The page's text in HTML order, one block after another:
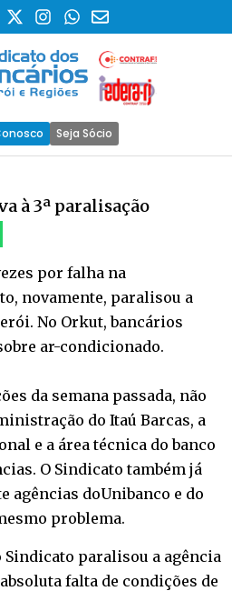
Seja Sócio
à 3ª paralisação
por falha na
novamente, paralisou a
No Orkut, bancários
ar-condicionado.
da semana passada, não
do Itaú Barcas, a
e a área técnica do banco
O Sindicato também já
agências doUnibanco e do
problema.
Sindicato paralisou a agência
falta de condições de